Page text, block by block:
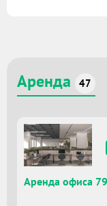
Аренда 47
Аренда офиса